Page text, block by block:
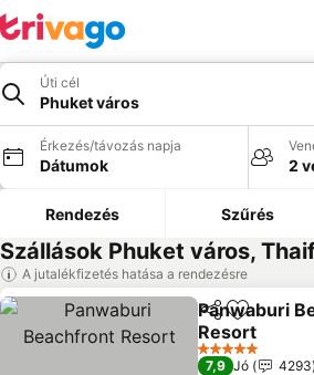
Úti cél
Phuket város
Érkezés/távozás napja
Dátumok 2
Rendezés Szűrés
Szállások Phuket város,
A jutalékfizetés hatása a rendezésre
Megosztás
Panwaburi
Resort
Árak
5 Kategória
7,9 Jó
4293